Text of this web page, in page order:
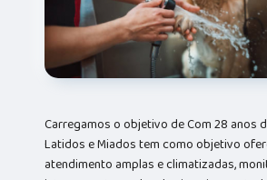
Carregamos o objetivo de Com 28 anos
Latidos e Miados tem como objetivo
atendimento amplas e climatizadas,